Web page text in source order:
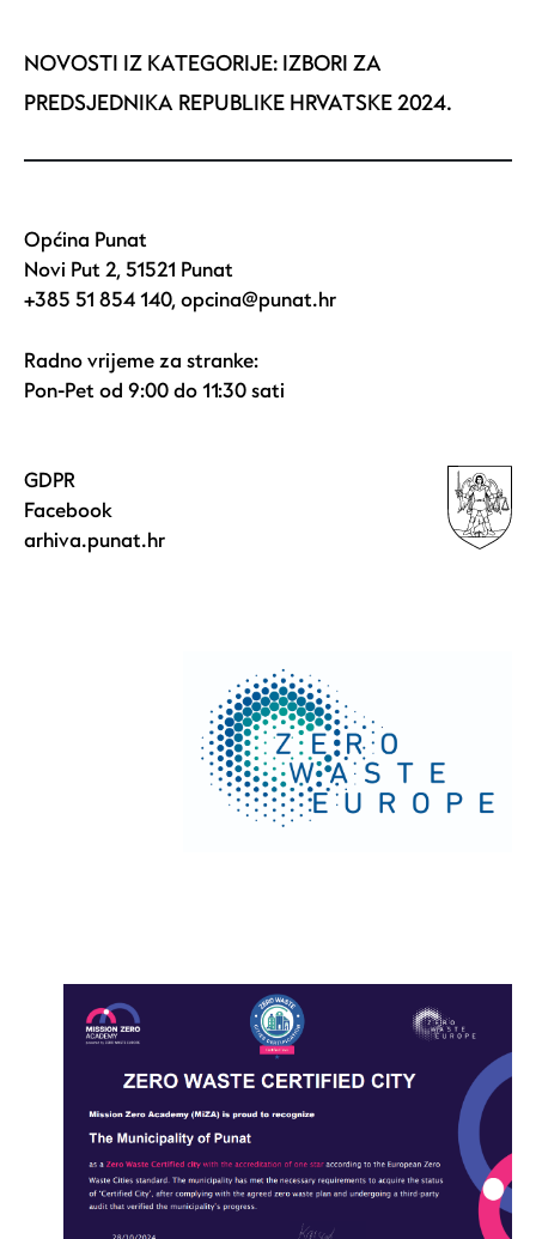
NOVOSTI IZ KATEGORIJE: IZBORI ZA
PREDSJEDNIKA REPUBLIKE HRVATSKE 2024.
Općina Punat
Novi Put 2, 51521 Punat
+385 51 854 140,opcina@punat.hr
Radno vrijeme za stranke:
Pon-Pet od 9:00 do 11:30 sati
GDPR
Facebook
arhiva.punat.hr